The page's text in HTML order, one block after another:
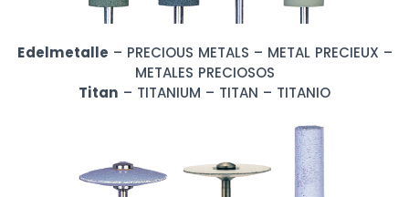
Edelmetalle – PRECIOUS METALS – METAL PRECIEUX –
METALES PRECIOSOS
Titan – TITANIUM – TITAN – TITANIO